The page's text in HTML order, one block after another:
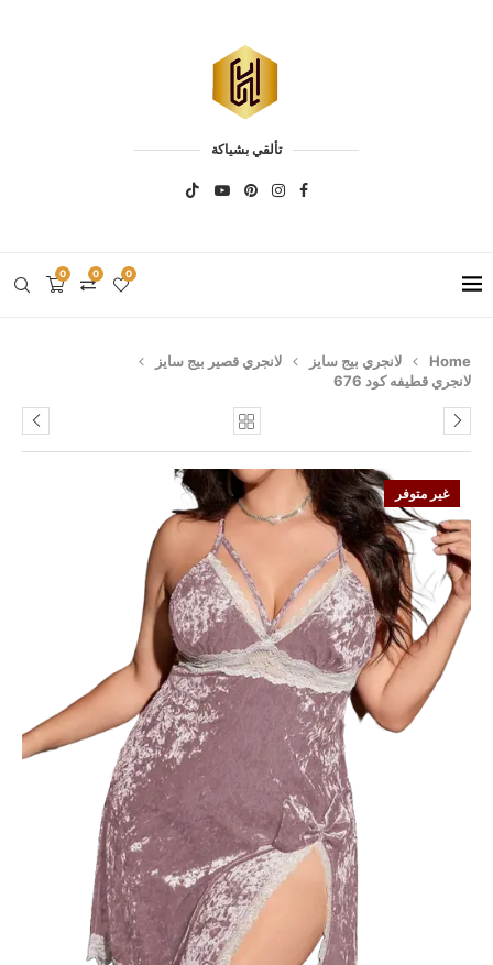
تألقي بشياكة
0 0 0
Home لانجري بيج سايز
لانجري قصير بيج سايز
لانجري قطيفه كود 676
غير متوفر